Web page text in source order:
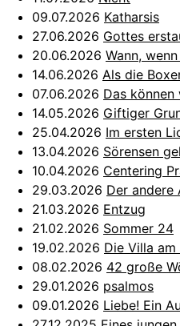
09.07.2026 Katharsis
27.06.2026 Gottes
20.06.2026 Wann,
14.06.2026 Als die
07.06.2026 Das
14.05.2026 Giftiger
25.04.2026 Im ersten
13.04.2026 Sörensen
10.04.2026 Centering
29.03.2026 Der andere
21.03.2026 Entzug
21.02.2026 Sommer 24
19.02.2026 Die Villa am
08.02.2026 42 große
29.01.2026 psalmos
09.01.2026 Liebe! Ein